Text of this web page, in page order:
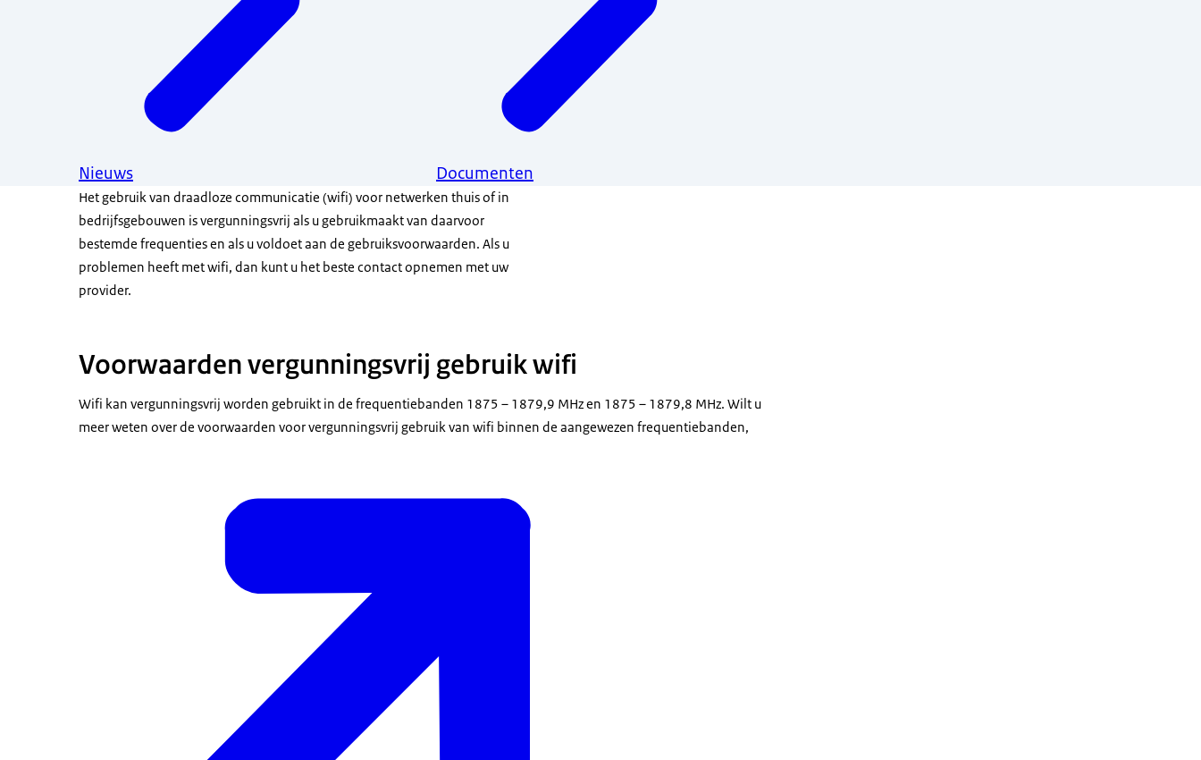
Nieuws Documenten
Het gebruik van draadloze communicatie (wifi) voor netwerken thuis of in
bedrijfsgebouwen is vergunningsvrij als u gebruikmaakt van daarvoor
bestemde frequenties en als u voldoet aan de gebruiksvoorwaarden. Als u
problemen heeft met wifi, dan kunt u het beste contact opnemen met uw
provider.
Voorwaarden vergunningsvrij gebruik wifi
Wifi kan vergunningsvrij worden gebruikt in de frequentiebanden 1875 – 1879,9 MHz en 1875 – 1879,8 MHz. Wilt u
meer weten over de voorwaarden voor vergunningsvrij gebruik van wifi binnen de aangewezen frequentiebanden,